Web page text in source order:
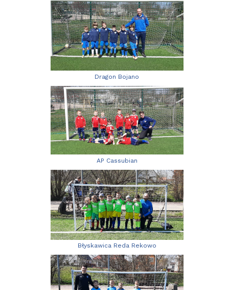
Dragon Bojano
AP Cassubian
Błyskawica Reda Rekowo